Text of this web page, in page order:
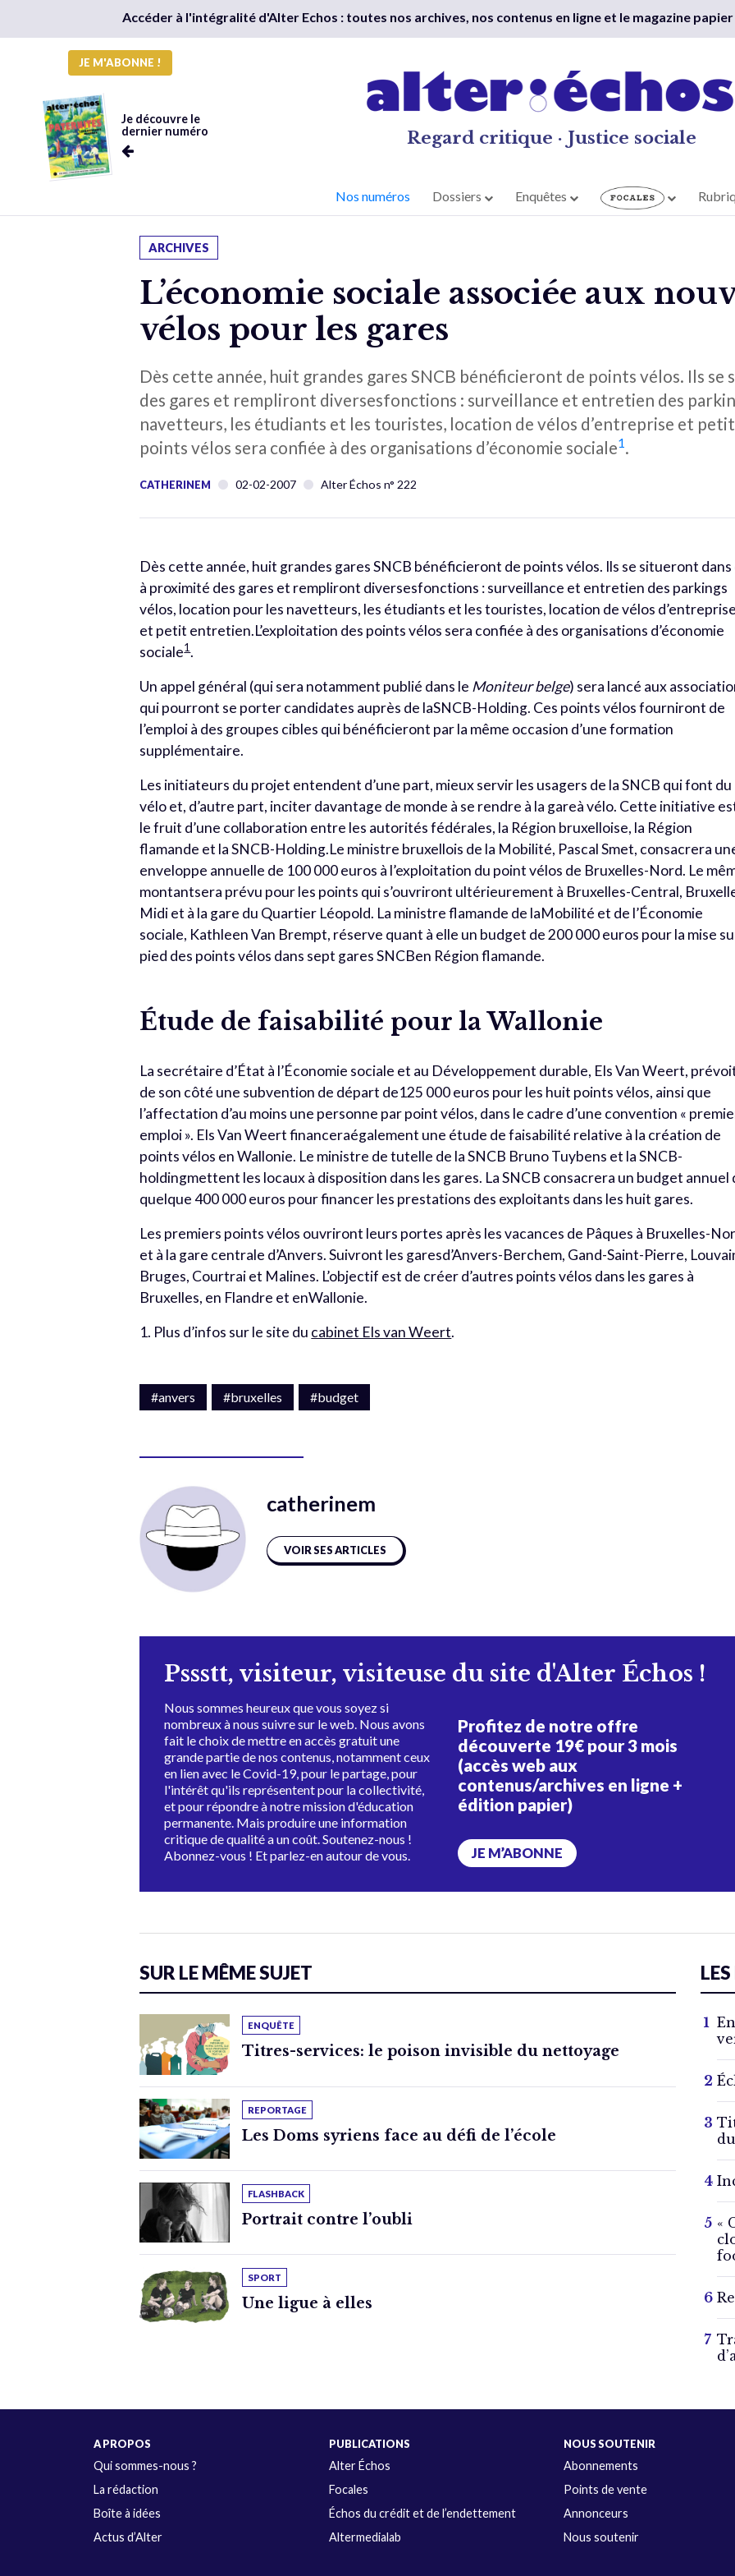
Accéder à l'intégralité d'Alter Echos : toutes nos archives, nos contenus en ligne et le magazine papier
JE M'ABONNE !
Je découvre le
dernier numéro
Regard critique · Justice sociale
Nos numéros Dossiers Enquêtes
ARCHIVES
L’économie sociale associée aux
vélos pour les gares
Dès cette année, huit grandes gares SNCB bénéficieront de points vélos. Ils
des gares et rempliront diversesfonctions : surveillance et entretien des
navetteurs, les étudiants et les touristes, location de vélos d’entreprise et
points vélos sera confiée à des organisations d’économie sociale1.
CATHERINEM 02-02-2007 Alter Échos n° 222
Dès cette année, huit grandes gares SNCB bénéficieront de points vélos. Ils se situeront dans
à proximité des gares et rempliront diversesfonctions : surveillance et entretien des parkings
vélos, location pour les navetteurs, les étudiants et les touristes, location de vélos d’entreprise
et petit entretien.L’exploitation des points vélos sera confiée à des organisations d’économie
sociale1.
Un appel général (qui sera notamment publié dans le Moniteur belge) sera lancé aux
qui pourront se porter candidates auprès de laSNCB-Holding. Ces points vélos fourniront de
l’emploi à des groupes cibles qui bénéficieront par la même occasion d’une formation
supplémentaire.
Les initiateurs du projet entendent d’une part, mieux servir les usagers de la SNCB qui font du
vélo et, d’autre part, inciter davantage de monde à se rendre à la gareà vélo. Cette initiative
le fruit d’une collaboration entre les autorités fédérales, la Région bruxelloise, la Région
flamande et la SNCB-Holding.Le ministre bruxellois de la Mobilité, Pascal Smet, consacrera
enveloppe annuelle de 100 000 euros à l’exploitation du point vélos de Bruxelles-Nord. Le
montantsera prévu pour les points qui s’ouvriront ultérieurement à Bruxelles-Central,
Midi et à la gare du Quartier Léopold. La ministre flamande de laMobilité et de l’Économie
sociale, Kathleen Van Brempt, réserve quant à elle un budget de 200 000 euros pour la mise
pied des points vélos dans sept gares SNCBen Région flamande.
Étude de faisabilité pour la Wallonie
La secrétaire d’État à l’Économie sociale et au Développement durable, Els Van Weert,
de son côté une subvention de départ de125 000 euros pour les huit points vélos, ainsi que
l’affectation d’au moins une personne par point vélos, dans le cadre d’une convention «
emploi ». Els Van Weert financeraégalement une étude de faisabilité relative à la création de
points vélos en Wallonie. Le ministre de tutelle de la SNCB Bruno Tuybens et la SNCB-
holdingmettent les locaux à disposition dans les gares. La SNCB consacrera un budget annuel
quelque 400 000 euros pour financer les prestations des exploitants dans les huit gares.
Les premiers points vélos ouvriront leurs portes après les vacances de Pâques à Bruxelles-
et à la gare centrale d’Anvers. Suivront les garesd’Anvers-Berchem, Gand-Saint-Pierre,
Bruges, Courtrai et Malines. L’objectif est de créer d’autres points vélos dans les gares à
Bruxelles, en Flandre et enWallonie.
1. Plus d’infos sur le site du cabinet Els van Weert.
#anvers #bruxelles #budget
catherinem
VOIR SES ARTICLES
Pssstt, visiteur, visiteuse du site d'Alter Échos !
Nous sommes heureux que vous soyez si
nombreux à nous suivre sur le web. Nous avons
fait le choix de mettre en accès gratuit une
grande partie de nos contenus, notamment ceux
en lien avec le Covid-19, pour le partage, pour
l'intérêt qu'ils représentent pour la collectivité,
et pour répondre à notre mission d'éducation
permanente. Mais produire une information
critique de qualité a un coût. Soutenez-nous !
Abonnez-vous ! Et parlez-en autour de vous.
Profitez de notre offre
découverte 19€ pour 3 mois
(accès web aux
contenus/archives en ligne +
édition papier)
JE M’ABONNE
SUR LE MÊME SUJET
ENQUÊTE
Titres-services: le poison invisible du nettoyage
REPORTAGE
Les Doms syriens face au défi de l’école
FLASHBACK
Portrait contre l’oubli
SPORT
Une ligue à elles
«
A PROPOS
Qui sommes-nous ?
La rédaction
Boîte à idées
Actus d’Alter
PUBLICATIONS
Alter Échos
Focales
Échos du crédit et de l’endettement
Altermedialab
NOUS SOUTENIR
Abonnements
Points de vente
Annonceurs
Nous soutenir